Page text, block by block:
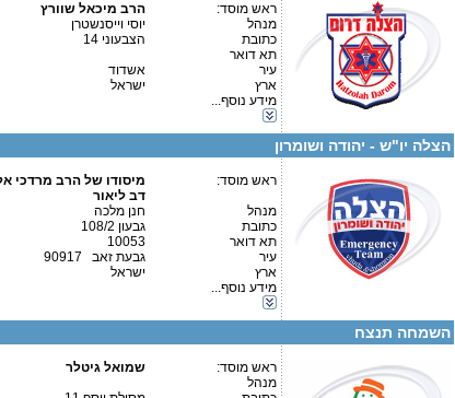
ראש מוסד:
הרב מיכאל שוורץ
מנהל
יוסי וייסנשטרן
כתובת
הצבעוני 14
תא דואר
עיר
אשדוד
ארץ
ישראל
מידע נוסף...
איש קשר:
יוסי וייסנשטרן
הצלה יו"ש - יהודה ושומרון
ראש מוסד:
מיסודו של הרב מרדכי
דב ליאור
מנהל
חנן מלכה
כתובת
גבעון 108/2
תא דואר
10053
עיר
גבעת זאב 90917
ארץ
ישראל
מידע נוסף...
פרטים נוספים:
טלפון 1:
מספר עמותה:
580363885
השמחה תנצח
ראש מוסד:
שמואל גיטלר
מנהל
טלפון 1:
טלפון 2:
פקס